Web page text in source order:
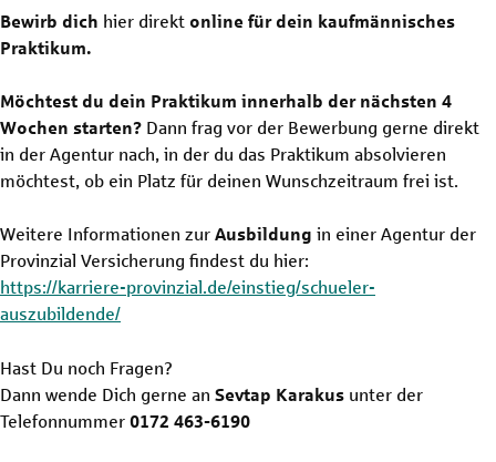
Bewirb dich hier direkt online für dein kaufmännisches
Praktikum.
Möchtest du dein Praktikum innerhalb der nächsten 4
Wochen starten? Dann frag vor der Bewerbung gerne direkt
in der Agentur nach, in der du das Praktikum absolvieren
möchtest, ob ein Platz für deinen Wunschzeitraum frei ist.
Weitere Informationen zur Ausbildung in einer Agentur der
Provinzial Versicherung findest du hier:
https://karriere-provinzial.de/einstieg/schueler-
auszubildende/
Hast Du noch Fragen?
Dann wende Dich gerne an Sevtap Karakus unter der
Telefonnummer 0172 463-6190